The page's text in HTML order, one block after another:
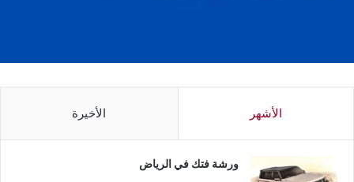
الأشهر الأخيرة
ورشة فتك في الرياض